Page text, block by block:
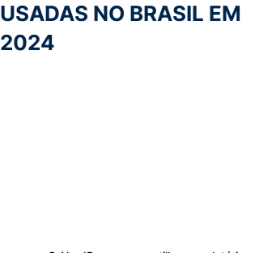
USADAS NO BRASIL EM
2024